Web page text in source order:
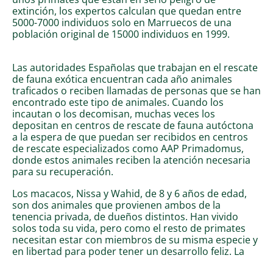
extinción, los expertos calculan que quedan entre
5000-7000 individuos solo en Marruecos de una
población original de 15000 individuos en 1999.
Las autoridades Españolas que trabajan en el rescate
de fauna exótica encuentran cada año animales
traficados o reciben llamadas de personas que se han
encontrado este tipo de animales. Cuando los
incautan o los decomisan, muchas veces los
depositan en centros de rescate de fauna autóctona
a la espera de que puedan ser recibidos en centros
de rescate especializados como AAP Primadomus,
donde estos animales reciben la atención necesaria
para su recuperación.
Los macacos, Nissa y Wahid, de 8 y 6 años de edad,
son dos animales que provienen ambos de la
tenencia privada, de dueños distintos. Han vivido
solos toda su vida, pero como el resto de primates
necesitan estar con miembros de su misma especie y
en libertad para poder tener un desarrollo feliz. La